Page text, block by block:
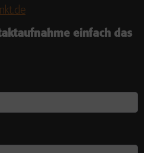
einfach das